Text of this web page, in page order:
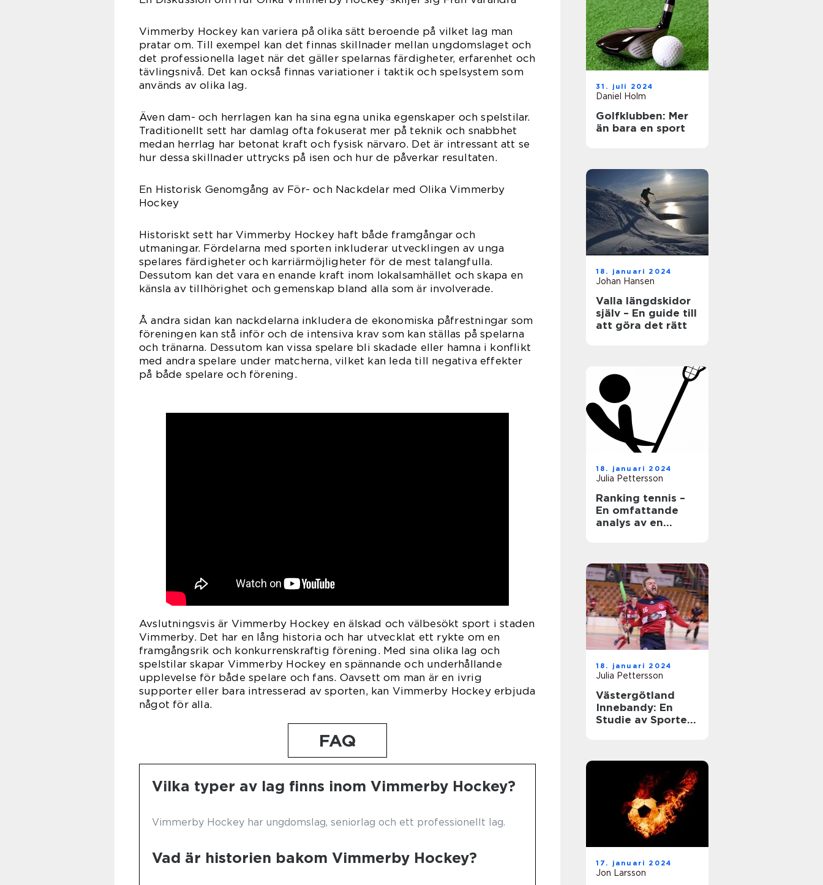
Vimmerby Hockey kan variera på olika sätt beroende på vilket lag man
pratar om. Till exempel kan det finnas skillnader mellan ungdomslaget och
det professionella laget när det gäller spelarnas färdigheter, erfarenhet och
tävlingsnivå. Det kan också finnas variationer i taktik och spelsystem som
används av olika lag.
Även dam- och herrlagen kan ha sina egna unika egenskaper och spelstilar.
Traditionellt sett har damlag ofta fokuserat mer på teknik och snabbhet
medan herrlag har betonat kraft och fysisk närvaro. Det är intressant att se
hur dessa skillnader uttrycks på isen och hur de påverkar resultaten.
En Historisk Genomgång av För- och Nackdelar med Olika Vimmerby
Hockey
Historiskt sett har Vimmerby Hockey haft både framgångar och
utmaningar. Fördelarna med sporten inkluderar utvecklingen av unga
spelares färdigheter och karriärmöjligheter för de mest talangfulla.
Dessutom kan det vara en enande kraft inom lokalsamhället och skapa en
känsla av tillhörighet och gemenskap bland alla som är involverade.
Å andra sidan kan nackdelarna inkludera de ekonomiska påfrestningar som
föreningen kan stå inför och de intensiva krav som kan ställas på spelarna
och tränarna. Dessutom kan vissa spelare bli skadade eller hamna i konflikt
med andra spelare under matcherna, vilket kan leda till negativa effekter
på både spelare och förening.
Avslutningsvis är Vimmerby Hockey en älskad och välbesökt sport i staden
Vimmerby. Det har en lång historia och har utvecklat ett rykte om en
framgångsrik och konkurrenskraftig förening. Med sina olika lag och
spelstilar skapar Vimmerby Hockey en spännande och underhållande
upplevelse för både spelare och fans. Oavsett om man är en ivrig
supporter eller bara intresserad av sporten, kan Vimmerby Hockey erbjuda
något för alla.
FAQ
Vilka typer av lag finns inom Vimmerby Hockey?
Vimmerby Hockey har ungdomslag, seniorlag och ett professionellt lag.
Vad är historien bakom Vimmerby Hockey?
31. juli 2024
Daniel Holm
Golfklubben: Mer
än bara en sport
18. januari 2024
Johan Hansen
Valla längdskidor
själv – En guide till
att göra det rätt
18. januari 2024
Julia Pettersson
Ranking tennis –
En omfattande
analys av en
18. januari 2024
Julia Pettersson
Västergötland
Innebandy: En
Studie av Sporten
17. januari 2024
Jon Larsson